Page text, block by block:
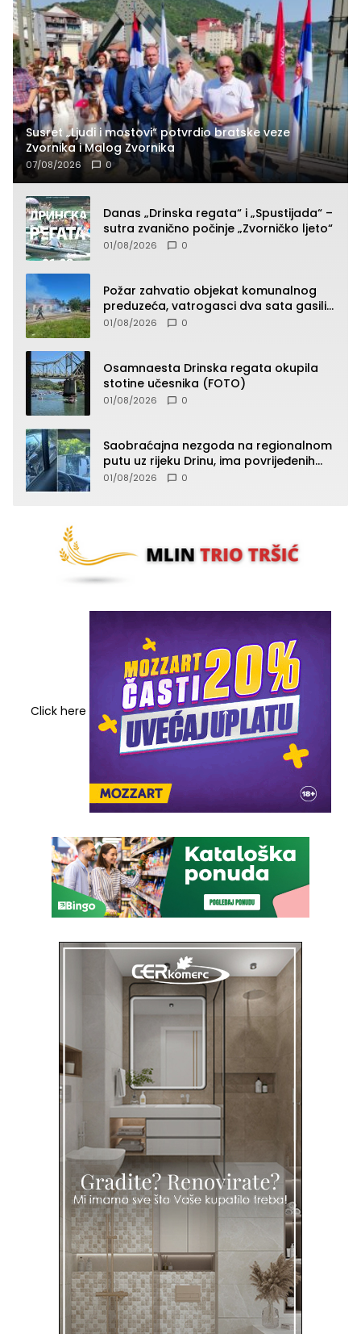
Susret „Ljudi i mostovi“ potvrdio bratske veze
Zvornika i Malog Zvornika
07/08/2026 0
Danas „Drinska regata“ i „Spustijada“ –
sutra zvanično počinje „Zvorničko ljeto“
01/08/2026 0
Požar zahvatio objekat komunalnog
preduzeća, vatrogasci dva sata gasili
vatru (FOTO)
01/08/2026 0
Osamnaesta Drinska regata okupila
stotine učesnika (FOTO)
01/08/2026 0
Saobraćajna nezgoda na regionalnom
putu uz rijeku Drinu, ima povrijeđenih
lica (FOTO)
01/08/2026 0
Click here